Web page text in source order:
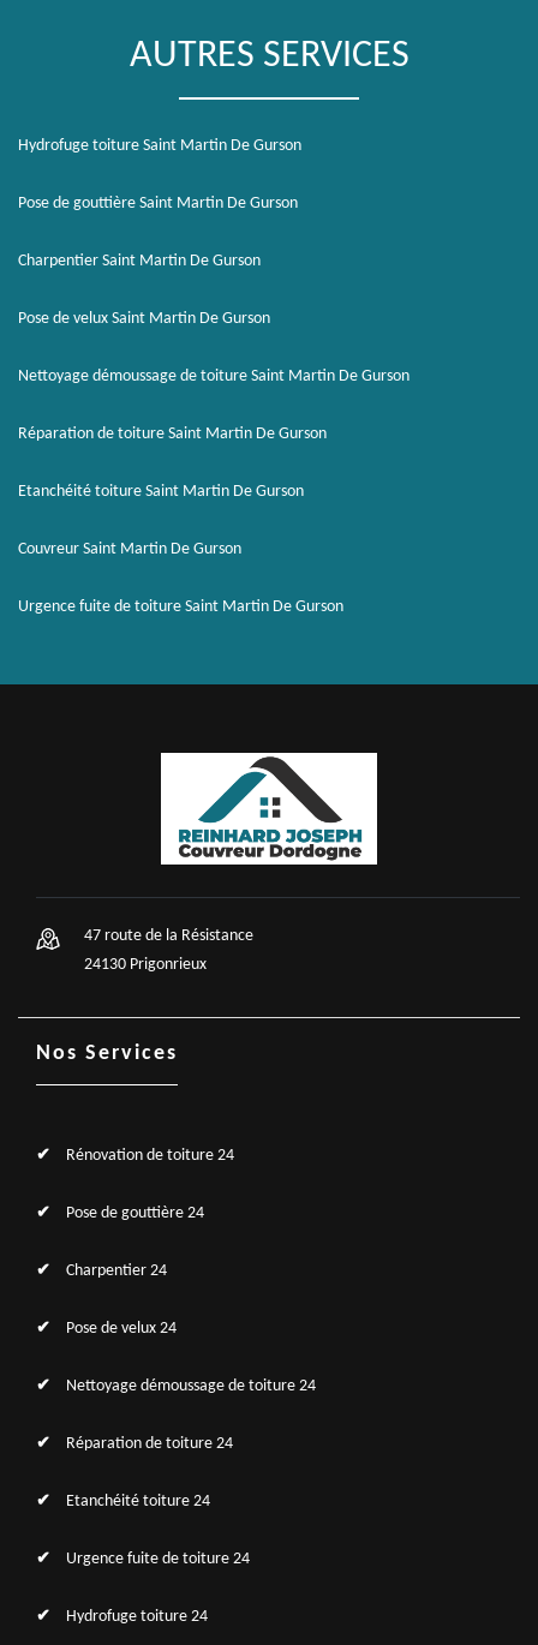
AUTRES SERVICES
Hydrofuge toiture Saint Martin De Gurson
Pose de gouttière Saint Martin De Gurson
Charpentier Saint Martin De Gurson
Pose de velux Saint Martin De Gurson
Nettoyage démoussage de toiture Saint Martin De Gurson
Réparation de toiture Saint Martin De Gurson
Etanchéité toiture Saint Martin De Gurson
Couvreur Saint Martin De Gurson
Urgence fuite de toiture Saint Martin De Gurson
47 route de la Résistance
24130 Prigonrieux
Nos Services
Rénovation de toiture 24
Pose de gouttière 24
Charpentier 24
Pose de velux 24
Nettoyage démoussage de toiture 24
Réparation de toiture 24
Etanchéité toiture 24
Urgence fuite de toiture 24
Hydrofuge toiture 24